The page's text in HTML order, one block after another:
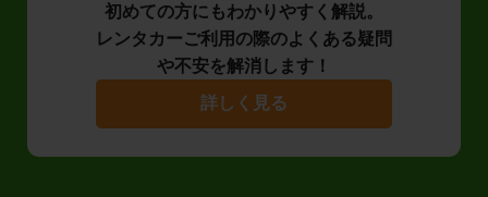
初めての方にもわかりやすく解説。
レンタカーご利用の際のよくある疑問
や不安を解消します！
詳しく見る